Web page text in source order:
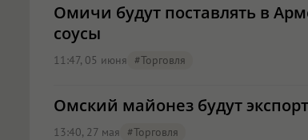
Омичи будут поставлять в
соусы
11:47, 05 июня #торговля
Омский майонез будут
13:40, 27 мая #торговля